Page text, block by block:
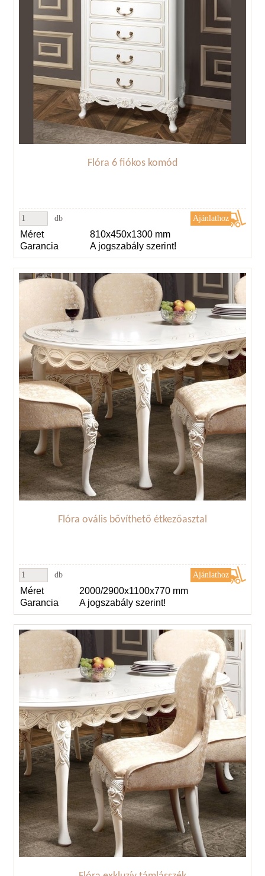
Flóra 6 fiókos komód
db
Méret
810x450x1300 mm
Garancia
A jogszabály szerint!
Flóra ovális bővíthető étkezőasztal
db
Méret
2000/2900x1100x770 mm
Garancia
A jogszabály szerint!